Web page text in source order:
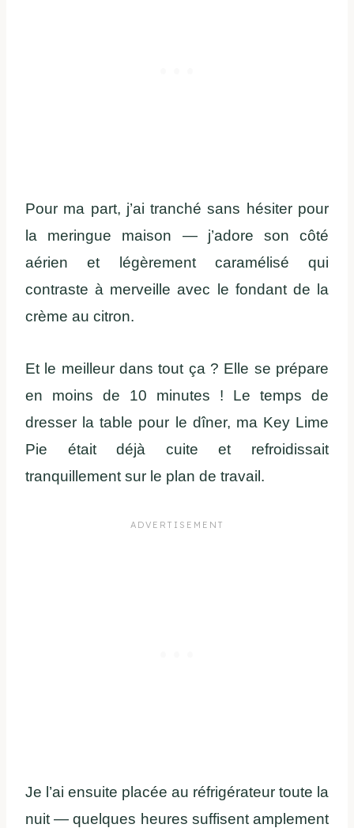
Pour ma part, j’ai tranché sans hésiter pour
la meringue maison — j’adore son côté
aérien et légèrement caramélisé qui
contraste à merveille avec le fondant de la
crème au citron.
Et le meilleur dans tout ça ? Elle se prépare
en moins de 10 minutes ! Le temps de
dresser la table pour le dîner, ma Key Lime
Pie était déjà cuite et refroidissait
tranquillement sur le plan de travail.
Je l’ai ensuite placée au réfrigérateur toute la
nuit — quelques heures suffisent amplement